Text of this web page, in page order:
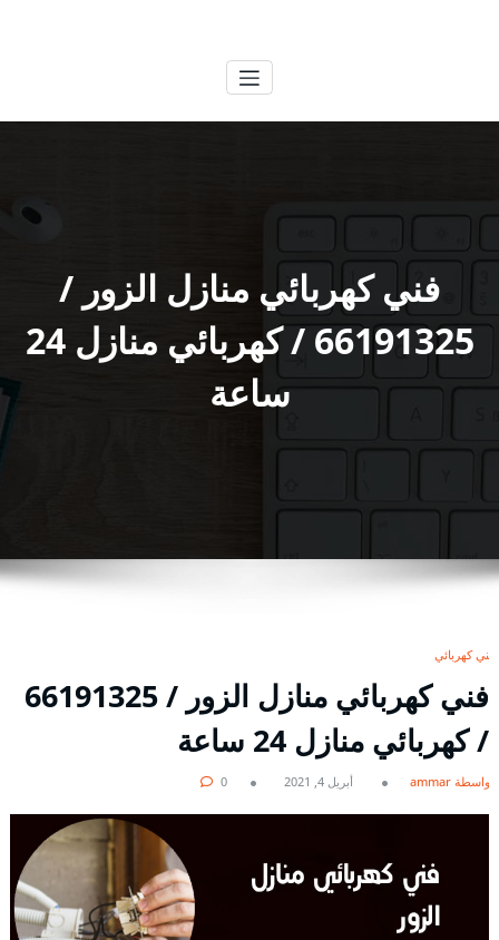
فني كهربائي منازل الزور /
66191325 / كهربائي منازل 24
ساعة
فني كهربائي
فني كهربائي منازل الزور / 66191325
/ كهربائي منازل 24 ساعة
بواسطة ammar أبريل 4, 2021 0